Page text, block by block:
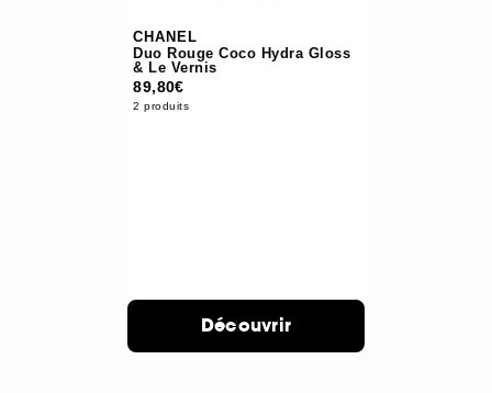
CHANEL
Duo Rouge Coco Hydra Gloss
& Le Vernis
89,80€
2 produits
Découvrir